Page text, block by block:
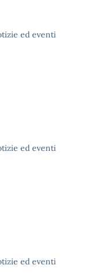
ed eventi
ed eventi
ed eventi